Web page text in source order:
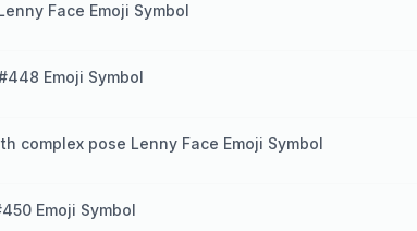
Face Emoji Symbol
Emoji Symbol
complex pose Lenny Face Emoji Symbol
Emoji Symbol